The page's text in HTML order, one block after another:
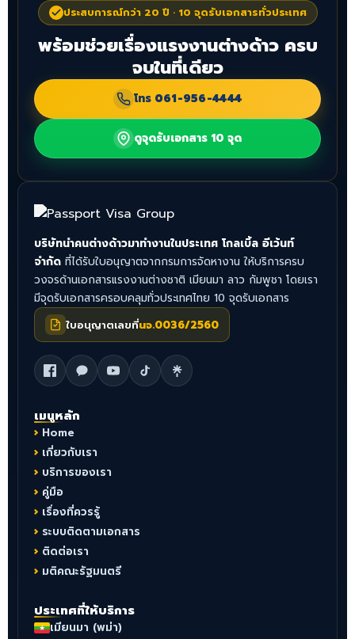
ประสบการณ์กว่า 20 ปี · 10 จุดรับเอกสารทั่วประเทศ
พร้อมช่วยเรื่องแรงงานต่างด้าว ครบ
จบในที่เดียว
โทร 061-956-4444
ดูจุดรับเอกสาร 10 จุด
บริษัทนำคนต่างด้าวมาทำงานในประเทศ โกลเบิ้ล อีเว้นท์
จำกัด ที่ได้รับใบอนุญาตจากกรมการจัดหางาน ให้บริการครบ
วงจรด้านเอกสารแรงงานต่างชาติ เมียนมา ลาว กัมพูชา โดยเรา
มีจุดรับเอกสารครอบคลุมทั่วประเทศไทย 10 จุดรับเอกสาร
ใบอนุญาตเลขที่นจ.0036/2560
เมนูหลัก
Home
เกี่ยวกับเรา
บริการของเรา
คู่มือ
เรื่องที่ควรรู้
ระบบติดตามเอกสาร
ติดต่อเรา
มติคณะรัฐมนตรี
ประเทศที่ให้บริการ
เมียนมา (พม่า)